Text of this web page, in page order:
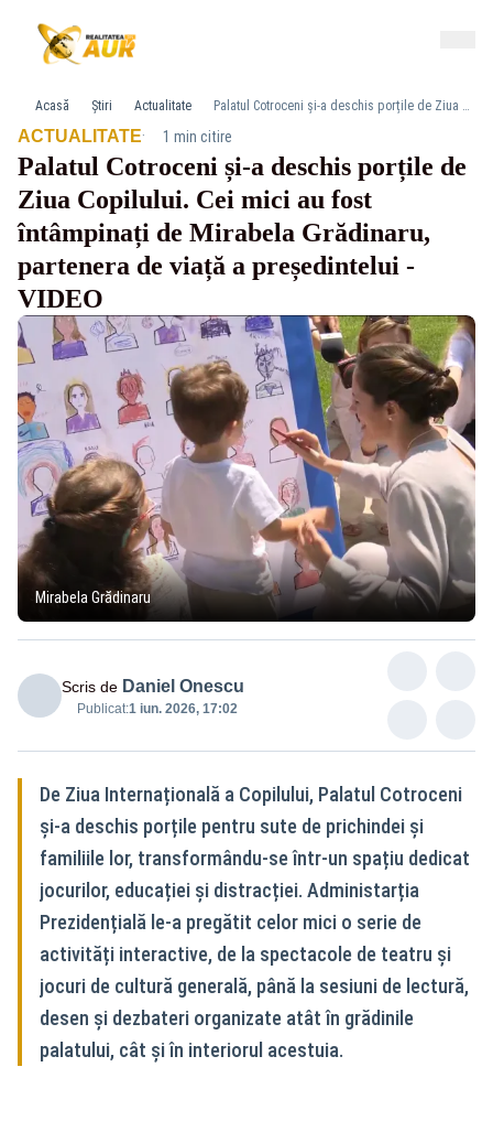
Acasă Știri Actualitate Palatul Cotroceni și-a deschis porțile de Ziua Copilului. Cei mici au fost întâmpinați de Mirabela Grădinaru, partenera de viață a președintelui -VIDEO
ACTUALITATE· 1 min citire
Palatul Cotroceni și-a deschis porțile de
Ziua Copilului. Cei mici au fost
întâmpinați de Mirabela Grădinaru,
partenera de viață a președintelui -
VIDEO
Mirabela Grădinaru
Scris de Daniel Onescu
Publicat:1 iun. 2026, 17:02
De Ziua Internațională a Copilului, Palatul Cotroceni
și-a deschis porțile pentru sute de prichindei și
familiile lor, transformându-se într-un spațiu dedicat
jocurilor, educației și distracției. Administarția
Prezidențială le-a pregătit celor mici o serie de
activități interactive, de la spectacole de teatru și
jocuri de cultură generală, până la sesiuni de lectură,
desen și dezbateri organizate atât în grădinile
palatului, cât și în interiorul acestuia.